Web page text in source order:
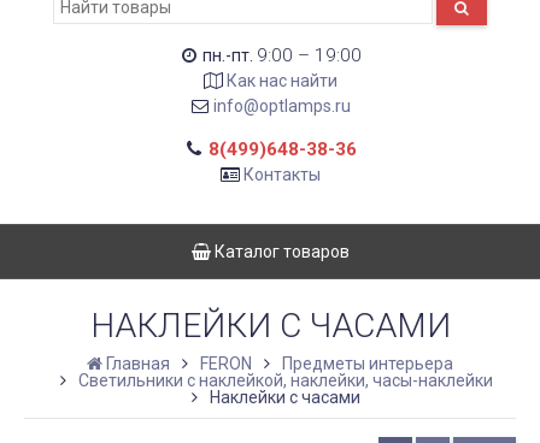
пн.-пт. 9:00 – 19:00
Как нас найти
info@optlamps.ru
8(499)648-38-36
Контакты
Каталог товаров
НАКЛЕЙКИ С ЧАСАМИ
Главная FERON
Предметы интерьера
Светильники с наклейкой, наклейки, часы-наклейки
Наклейки с часами